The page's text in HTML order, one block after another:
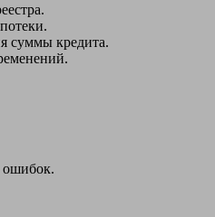
суммы кредита.
ошибок.